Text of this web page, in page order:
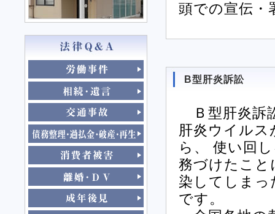
頭での宣伝・
B型肝炎訴訟
Ｂ型肝炎訴
肝炎ウイル
ら、 使い回
務づけたこと
染してしまっ
です。